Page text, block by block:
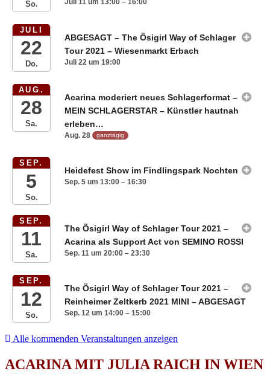
So. Juli 11 um 13:00 – 16:00
JULI
22
Do.
ABGESAGT – The Ösigirl Way of Schlager
Tour 2021 – Wiesenmarkt Erbach
Juli 22 um 19:00
AUG.
28
Sa.
Acarina moderiert neues Schlagerformat –
MEIN SCHLAGERSTAR – Künstler hautnah
erleben…
Aug. 28 ganztägig
SEP.
5
So.
Heidefest Show im Findlingspark Nochten
Sep. 5 um 13:00 – 16:30
SEP.
11
Sa.
The Ösigirl Way of Schlager Tour 2021 –
Acarina als Support Act von SEMINO ROSSI
Sep. 11 um 20:00 – 23:30
SEP.
12
So.
The Ösigirl Way of Schlager Tour 2021 –
Reinheimer Zeltkerb 2021 MINI – ABGESAGT
Sep. 12 um 14:00 – 15:00
Alle kommenden Veranstaltungen anzeigen
ACARINA MIT JULIA RAICH IN WIEN